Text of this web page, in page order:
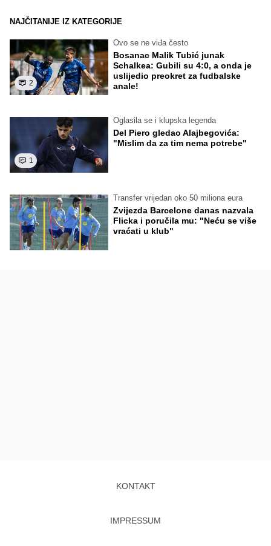
NAJČITANIJE IZ KATEGORIJE
2
Ovo se ne viđa često
Bosanac Malik Tubić junak
Schalkea: Gubili su 4:0, a onda je
uslijedio preokret za fudbalske
anale!
1
Oglasila se i klupska legenda
Del Piero gledao Alajbegovića:
"Mislim da za tim nema potrebe"
Transfer vrijedan oko 50 miliona eura
Zvijezda Barcelone danas nazvala
Flicka i poručila mu: "Neću se više
vraćati u klub"
KONTAKT
IMPRESSUM